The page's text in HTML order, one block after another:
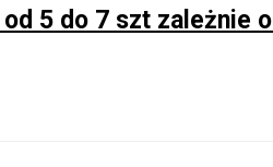
od 5 do 7 szt zależnie